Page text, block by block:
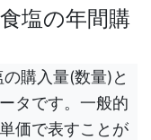
塩の年間購
購入量(数量)と
タです。一般的
価で表すことが